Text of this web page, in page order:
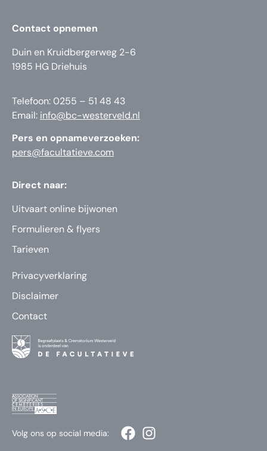
Contact opnemen
Duin en Kruidbergerweg 2-6
1985 HG Driehuis
Telefoon: 0255 – 51 48 43
Email: info@bc-westerveld.nl
Pers en opnameverzoeken:
pers@facultatieve.com
Direct naar:
Uitvaart online bijwonen
Formulieren & flyers
Tarieven
Privacyverklaring
Disclaimer
Contact
Volg ons op social media: